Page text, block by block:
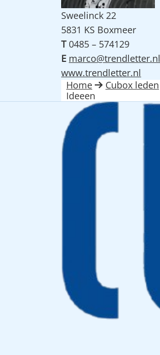
Sweelinck 22
5831 KS Boxmeer
T0485 – 574129
E marco@trendletter.nl
www.trendletter.nl
Home
Cubox leden
Ideeen